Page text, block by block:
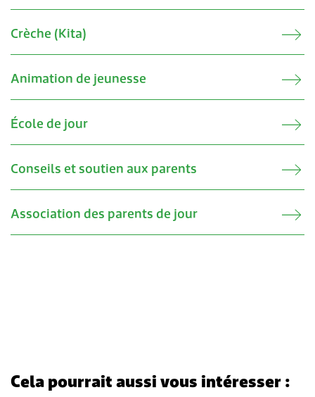
Crèche (Kita)
Animation de jeunesse
École de jour
Conseils et soutien aux parents
Association des parents de jour
Cela pourrait aussi vous intéresser :
Economie